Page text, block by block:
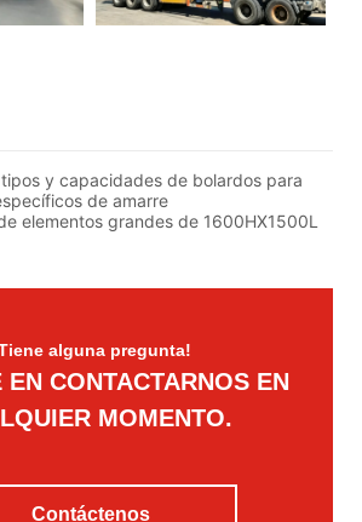
y capacidades de bolardos para
de amarre
elementos grandes de 1600HX1500L
alguna pregunta!
EN CONTACTARNOS EN
MOMENTO.
Contáctenos